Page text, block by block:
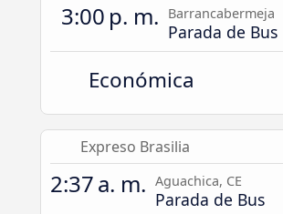
3:00 p. m. Barrancabermeja
Parada de Bus
Económica
Expreso Brasilia
2:37 a. m. Aguachica, CE
Parada de Bus